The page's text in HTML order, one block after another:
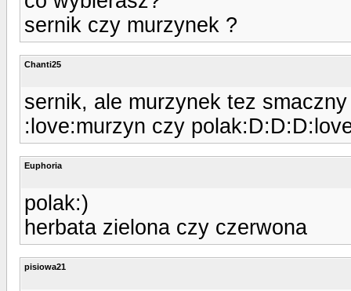
sernik czy murzynek ?
Chanti25
sernik, ale murzynek tez
:love:murzyn czy
Euphoria
polak:)
herbata zielona czy czerwona
pisiowa21